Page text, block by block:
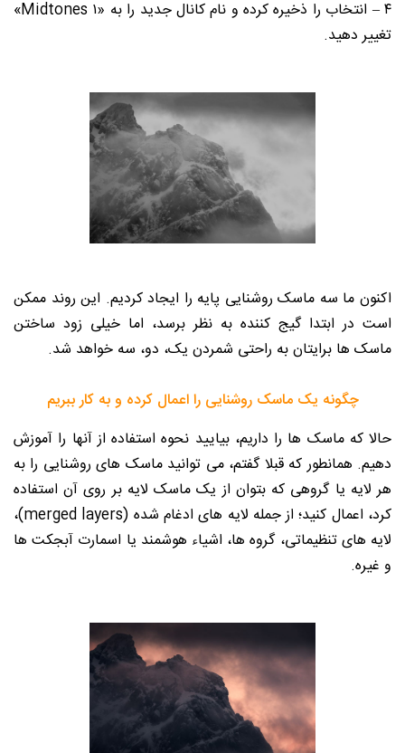
۴ – انتخاب را ذخیره کرده و نام کانال جدید را به «Midtones ۱»
تغییر دهید.
اکنون ما سه ماسک روشنایی پایه را ایجاد کردیم. این روند ممکن
است در ابتدا گیج کننده به نظر برسد، اما خیلی زود ساختن
ماسک ها برایتان به راحتی شمردن یک، دو، سه خواهد شد.
چگونه یک ماسک روشنایی را اعمال کرده و به کار ببریم
حالا که ماسک ها را داریم، بیایید نحوه استفاده از آنها را آموزش
دهیم. همانطور که قبلا گفتم، می توانید ماسک های روشنایی را به
هر لایه یا گروهی که بتوان از یک ماسک لایه بر روی آن استفاده
کرد، اعمال کنید؛ از جمله لایه های ادغام شده (merged layers)،
لایه های تنظیماتی، گروه ها، اشیاء هوشمند یا اسمارت آبجکت ها
و غیره.